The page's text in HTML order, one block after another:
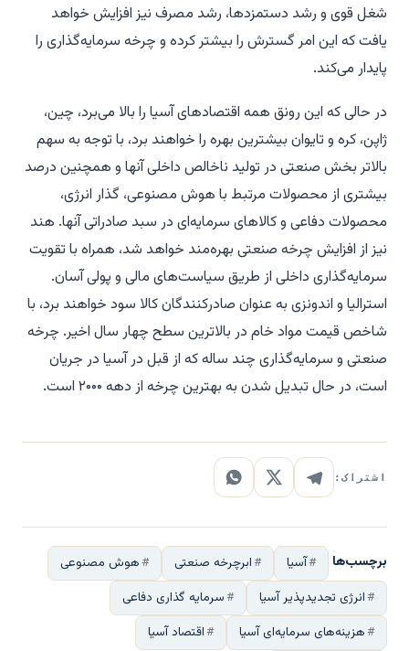
شغل قوی و رشد دستمزدها، رشد مصرف نیز افزایش خواهد
یافت که این امر گسترش را بیشتر کرده و چرخه سرمایه‌گذاری را
پایدار می‌کند.
در حالی که این رونق همه اقتصادهای آسیا را بالا می‌برد، چین،
ژاپن، کره و تایوان بیشترین بهره را خواهند برد، با توجه به سهم
بالاتر بخش صنعتی در تولید ناخالص داخلی آنها و همچنین درصد
بیشتری از محصولات مرتبط با هوش مصنوعی، گذار انرژی،
محصولات دفاعی و کالاهای سرمایه‌ای در سبد صادراتی آنها. هند
نیز از افزایش چرخه صنعتی بهره‌مند خواهد شد، همراه با تقویت
سرمایه‌گذاری داخلی از طریق سیاست‌های مالی و پولی آسان.
استرالیا و اندونزی به عنوان صادرکنندگان کالا سود خواهند برد، با
شاخص قیمت مواد خام در بالاترین سطح چهار سال اخیر. چرخه
صنعتی و سرمایه‌گذاری چند ساله که از قبل در آسیا در جریان
است، در حال تبدیل شدن به بهترین چرخه از دهه ۲۰۰۰ است.
اشتراک:
برچسب‌ها آسیا ابرچرخه صنعتی
هوش مصنوعی
انرژی تجدیدپذیر آسیا
سرمایه گذاری دفاعی
هزینه‌های سرمایه‌ای آسیا
اقتصاد آسیا